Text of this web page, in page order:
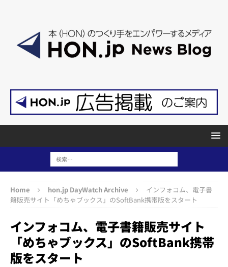
Home hon.jp DayWatch Archive
インフォコム、電子書
籍販売サイト「めちゃブックス」のSoftBank携帯版をスタート
インフォコム、電子書籍販売サイト
「めちゃブックス」のSoftBank携帯
版をスタート